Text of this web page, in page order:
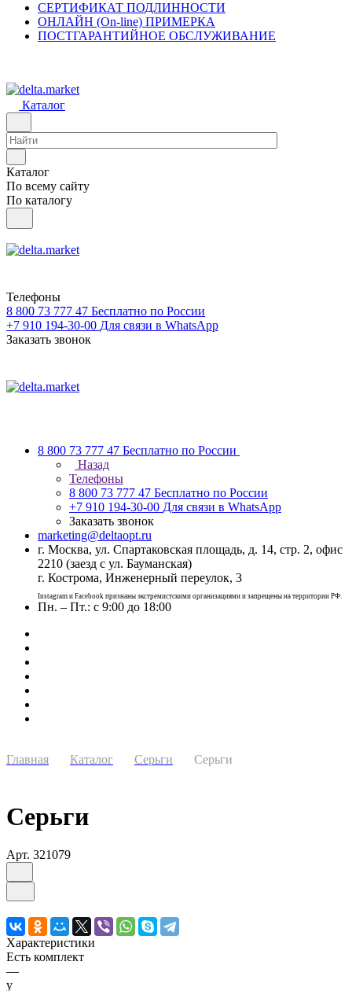
СЕРТИФИКАТ ПОДЛИННОСТИ
ОНЛАЙН (On-line) ПРИМЕРКА
ПОСТГАРАНТИЙНОЕ ОБСЛУЖИВАНИЕ
Каталог
Каталог
По всему сайту
По каталогу
Телефоны
8 800 73 777 47 Бесплатно по России
+7 910 194-30-00 Для связи в WhatsApp
Заказать звонок
8 800 73 777 47 Бесплатно по России
Назад
Телефоны
8 800 73 777 47 Бесплатно по России
+7 910 194-30-00 Для связи в WhatsApp
Заказать звонок
marketing@deltaopt.ru
г. Москва, ул. Спартаковская площадь, д. 14, стр. 2, офис
2210 (заезд с ул. Бауманская)
г. Кострома, Инженерный переулок, 3
Instagram и Facebook признаны экстремистскими организациями и запрещены на территории РФ.
Пн. – Пт.: с 9:00 до 18:00
Главная Каталог Серьги Серьги
Серьги
Арт. 321079
Характеристики
Есть комплект
—
y